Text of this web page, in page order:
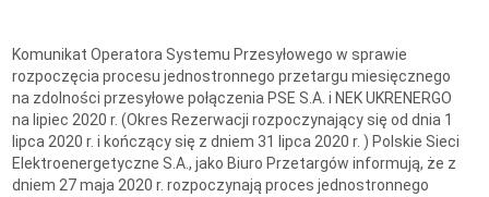
Komunikat Operatora Systemu Przesyłowego w sprawie
rozpoczęcia procesu jednostronnego przetargu miesięcznego
na zdolności przesyłowe połączenia PSE S.A. i NEK UKRENERGO
na lipiec 2020 r. (Okres Rezerwacji rozpoczynający się od dnia 1
lipca 2020 r. i kończący się z dniem 31 lipca 2020 r. ) Polskie Sieci
Elektroenergetyczne S.A., jako Biuro Przetargów informują, że z
dniem 27 maja 2020 r. rozpoczynają proces jednostronnego